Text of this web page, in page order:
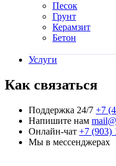
Песок
Грунт
Керамзит
Бетон
Услуги
Как связаться
Поддержка 24/7 +7
Напишите нам
Онлайн-чат +7 (903)
Мы в мессенджерах